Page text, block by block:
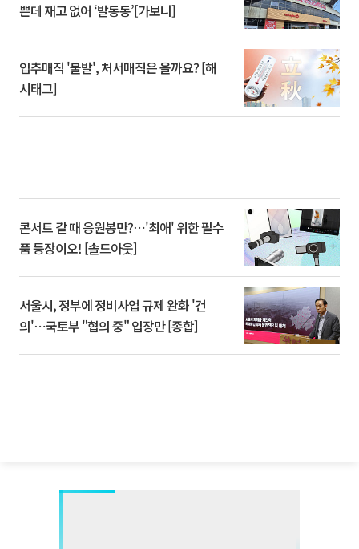
쁜데 재고 없어 ‘발동동’[가보니]
입추매직 '불발', 처서매직은 올까요? [해
시태그]
콘서트 갈 때 응원봉만?⋯'최애' 위한 필수
품 등장이오! [솔드아웃]
서울시, 정부에 정비사업 규제 완화 '건
의'⋯국토부 "협의 중" 입장만 [종합]